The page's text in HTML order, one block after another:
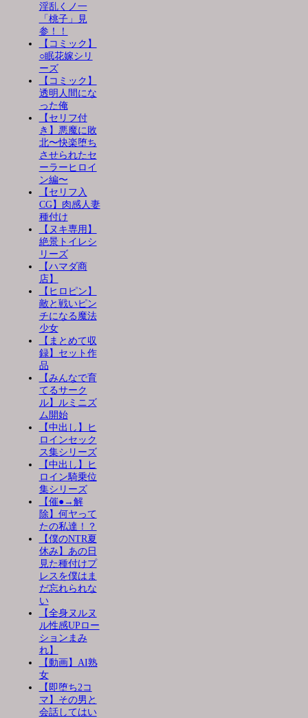
淫乱くノ一
「桃子」見
参！！
【コミック】
○眠花嫁シリ
ーズ
【コミック】
透明人間にな
った俺
【セリフ付
き】悪魔に敗
北〜快楽堕ち
させられたセ
ーラーヒロイ
ン編〜
【セリフ入
CG】肉感人妻
種付け
【ヌキ専用】
絶景トイレシ
リーズ
【ハマダ商
店】
【ヒロピン】
敵と戦いピン
チになる魔法
少女
【まとめて収
録】セット作
品
【みんなで育
てるサーク
ル】ルミニズ
ム開始
【中出し】ヒ
ロインセック
ス集シリーズ
【中出し】ヒ
ロイン騎乗位
集シリーズ
【催●→解
除】何ヤって
たの私達！？
【僕のNTR夏
休み】あの日
見た種付けプ
レスを僕はま
だ忘れられな
い
【全身ヌルヌ
ル性感UPロー
ションまみ
れ】
【動画】AI熟
女
【即堕ち2コ
マ】その男と
会話してはい